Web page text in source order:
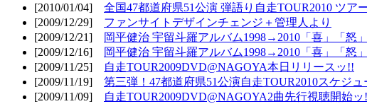
[2010/01/04] 全国47都道府県51公演 弾語り自走TOUR2010 ツア
[2009/12/29] ファンサイトデザインチェンジ＋管理人より
[2009/12/21]
岡平健治 宇留斗羅アルバム1998→2010「喜」「怒
[2009/12/16]
岡平健治 宇留斗羅アルバム1998→2010「喜」「怒
[2009/11/25]
自走TOUR2009DVD@NAGOYA本日リリースッ!!
[2009/11/19] 第三弾！47都道府県51公演自走TOUR2010スケジュ
[2009/11/09]
自走TOUR2009DVD@NAGOYA2曲先行視聴開始ッ